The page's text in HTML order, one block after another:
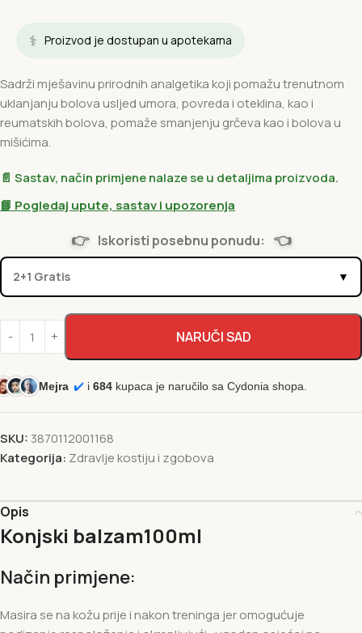
⚕️ Proizvod je dostupan u apotekama
Sadrži mješavinu prirodnih analgetika koji pomažu trenutnom
uklanjanju bolova usljed umora, povreda i oteklina, kao i
reumatskih bolova, pomaže smanjenju grčeva kao i bolova u
mišićima.
📄 Sastav, način primjene nalaze se u detaljima proizvoda.
📘 Pogledaj upute, sastav i upozorenja
👉 Iskoristi posebnu ponudu: 👈
2+1 Gratis ▼
NARUČI SAD
Mejra ✔️ i 684 kupaca je naručilo sa Cydonia shopa.
SKU: 3870112001168
Kategorija: Zdravlje kostiju i zgobova
Opis
Konjski balzam100ml
Način primjene:
Masira se na kožu prije i nakon treninga jer omogućuje